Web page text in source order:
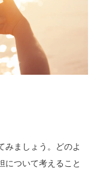
みましょう。どのよ
について考えること